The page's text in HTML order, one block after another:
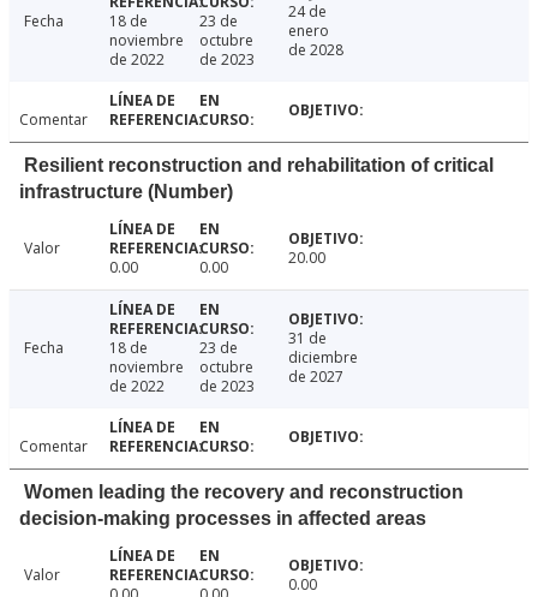
Fecha
18 de
noviembre
de 2022
23 de
octubre
de 2023
24 de
enero
de 2028
Comentar
Resilient reconstruction and rehabilitation of critical
infrastructure (Number)
Valor
0.00
0.00 20.00
Fecha
18 de
noviembre
de 2022
23 de
octubre
de 2023
31 de
diciembre
de 2027
Comentar
Women leading the recovery and reconstruction
decision-making processes in affected areas
Valor
0.00